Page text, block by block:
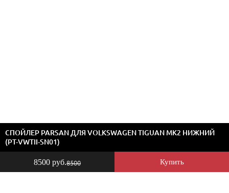
8500 руб.8500 Купить
СПОЙЛЕР PARSAN ДЛЯ VOLKSWAGEN TIGUAN MK2 НИЖНИЙ
(PT-VWTII-SN01)